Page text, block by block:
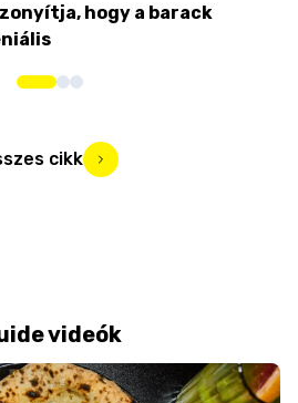
hogy a barack
cikk
videók